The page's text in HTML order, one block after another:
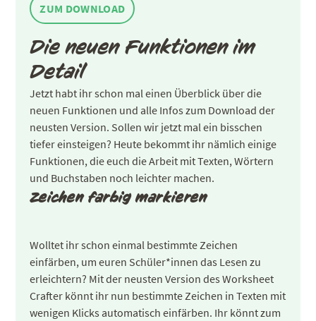
ZUM DOWNLOAD
Die neuen Funktionen im
Detail
Jetzt habt ihr schon mal einen Überblick über die
neuen Funktionen und alle Infos zum Download der
neusten Version. Sollen wir jetzt mal ein bisschen
tiefer einsteigen? Heute bekommt ihr nämlich einige
Funktionen, die euch die Arbeit mit Texten, Wörtern
und Buchstaben noch leichter machen.
Zeichen farbig markieren
Wolltet ihr schon einmal bestimmte Zeichen
einfärben, um euren Schüler*innen das Lesen zu
erleichtern? Mit der neusten Version des Worksheet
Crafter könnt ihr nun bestimmte Zeichen in Texten mit
wenigen Klicks automatisch einfärben. Ihr könnt zum